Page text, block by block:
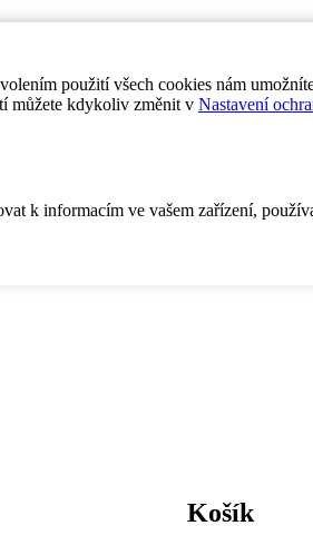
použití všech cookies nám
můžete kdykoliv změnit v Nastavení
k informacím ve vašem zařízení,
Košík